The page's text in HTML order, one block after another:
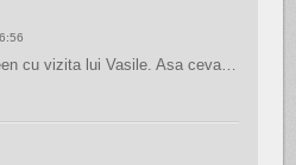
cu vizita lui Vasile. Asa ceva…